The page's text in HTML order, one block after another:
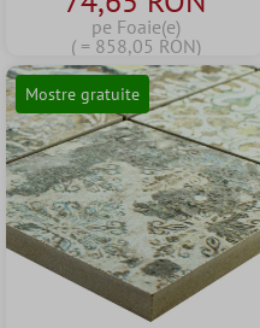
pe Foaie(e)
( = 858,05 RON)
Mostre gratuite